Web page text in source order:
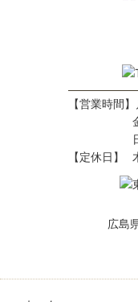
【営業時間】
【定休日】
広島